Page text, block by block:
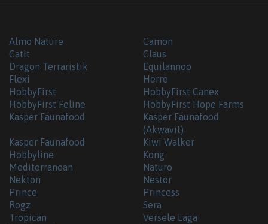
Almo Nature
Camon
Catit
Claus
Dragon Terraristik
Equilannoo
Flexi
Herre
HobbyFirst
HobbyFirst Canex
HobbyFirst Feline
HobbyFirst Hope Farms
Kasper Faunafood
Kasper Faunafood
(Akwavit)
Kasper Faunafood
Hobbyline
Kiwi Walker
Kong
Mediterranean
Naturo
Nekton
Nestor
Prince
Princess
Rogz
Sera
Tropican
Versele Laga